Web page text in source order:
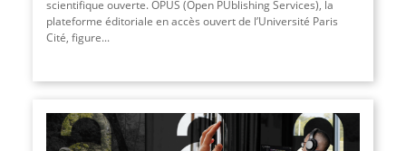
scientifique ouverte. OPUS (Open PUblishing Services), la
plateforme éditoriale en accès ouvert de l’Université Paris
Cité, figure...